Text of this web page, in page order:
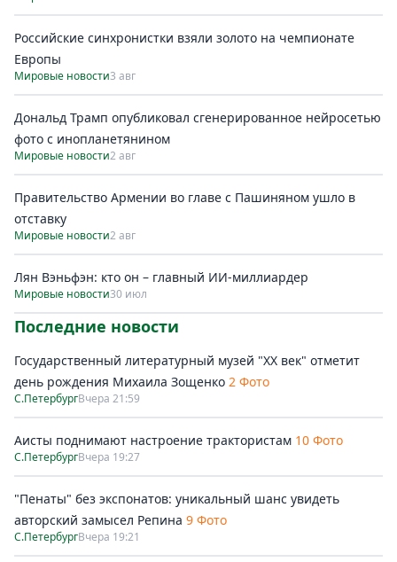
Российские синхронистки взяли золото на чемпионате
Европы
Мировые новости3 авг
Дональд Трамп опубликовал сгенерированное нейросетью
фото с инопланетянином
Мировые новости2 авг
Правительство Армении во главе с Пашиняном ушло в
отставку
Мировые новости2 авг
Лян Вэньфэн: кто он – главный ИИ-миллиардер
Мировые новости30 июл
Последние новости
Государственный литературный музей "ХХ век" отметит
день рождения Михаила Зощенко 2 Фото
С.ПетербургВчера 21:59
Аисты поднимают настроение трактористам 10 Фото
С.ПетербургВчера 19:27
"Пенаты" без экспонатов: уникальный шанс увидеть
авторский замысел Репина 9 Фото
С.ПетербургВчера 19:21